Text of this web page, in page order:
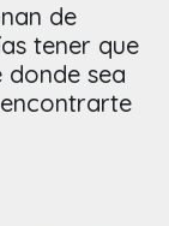
de
tener que
sea